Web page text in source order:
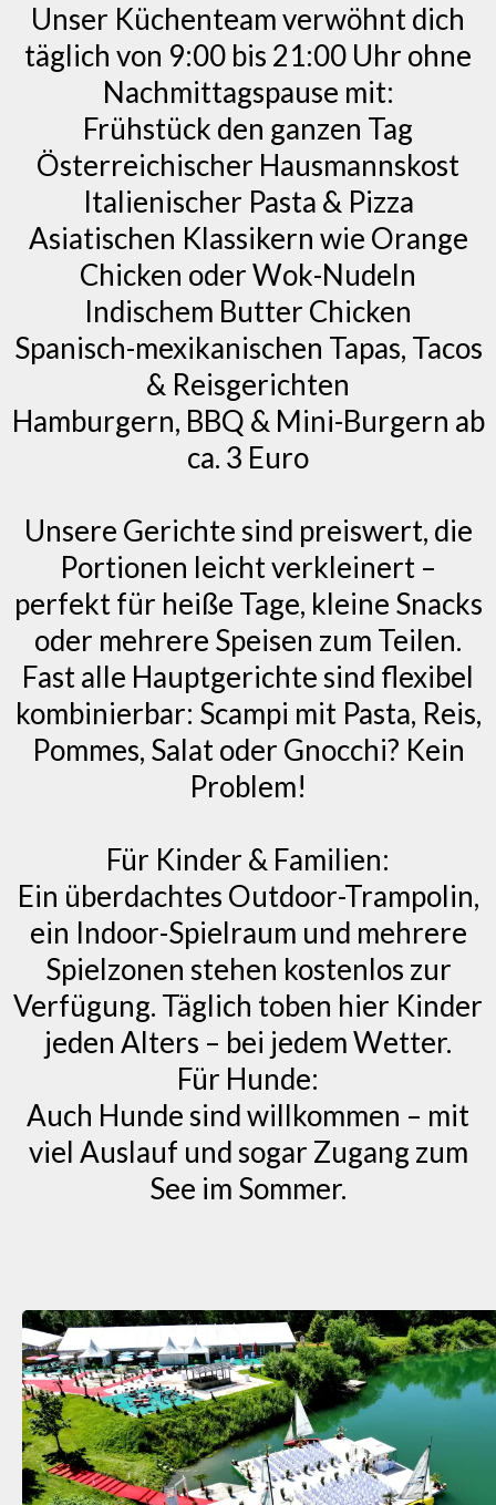
Unser Küchenteam verwöhnt dich
täglich von 9:00 bis 21:00 Uhr ohne
Nachmittagspause mit:
Frühstück den ganzen Tag
Österreichischer Hausmannskost
Italienischer Pasta & Pizza
Asiatischen Klassikern wie Orange
Chicken oder Wok-Nudeln
Indischem Butter Chicken
Spanisch-mexikanischen Tapas, Tacos
& Reisgerichten
Hamburgern, BBQ & Mini-Burgern ab
ca. 3 Euro
Unsere Gerichte sind preiswert, die
Portionen leicht verkleinert –
perfekt für heiße Tage, kleine Snacks
oder mehrere Speisen zum Teilen.
Fast alle Hauptgerichte sind flexibel
kombinierbar: Scampi mit Pasta, Reis,
Pommes, Salat oder Gnocchi? Kein
Problem!
Für Kinder & Familien:
Ein überdachtes Outdoor-Trampolin,
ein Indoor-Spielraum und mehrere
Spielzonen stehen kostenlos zur
Verfügung. Täglich toben hier Kinder
jeden Alters – bei jedem Wetter.
Für Hunde:
Auch Hunde sind willkommen – mit
viel Auslauf und sogar Zugang zum
See im Sommer.